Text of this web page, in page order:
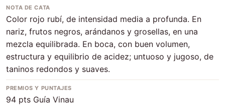
NOTA DE CATA
Color rojo rubí, de intensidad media a profunda. En
nariz, frutos negros, arándanos y grosellas, en una
mezcla equilibrada. En boca, con buen volumen,
estructura y equilibrio de acidez; untuoso y jugoso, de
taninos redondos y suaves.
PREMIOS Y PUNTAJES
94 pts Guía Vinau